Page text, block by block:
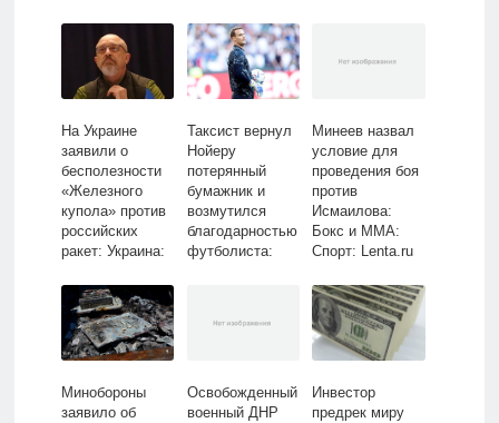
На Украине
заявили о
бесполезности
«Железного
купола» против
российских
ракет: Украина:
Lenta.ru
Таксист вернул
Нойеру
потерянный
бумажник и
возмутился
благодарностью
футболиста:
Минеев назвал
условие для
проведения боя
против
Исмаилова:
Бокс и ММА:
Спорт: Lenta.ru
Минобороны
заявило об
Освобожденный
военный ДНР
Инвестор
предрек миру